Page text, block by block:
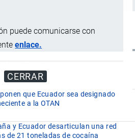
puede comunicarse con
enlace.
CERRAR
importantes que impulsan el
Ecuador
que Ecuador sea designado
a la OTAN
y Ecuador desarticulan una red
de 21 toneladas de cocaína